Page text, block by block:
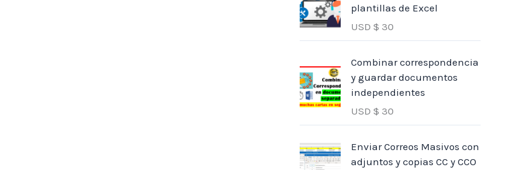
plantillas de Excel
USD $ 30
Combinar correspondencia
y guardar documentos
independientes
USD $ 30
Enviar Correos Masivos con
adjuntos y copias CC y CCO